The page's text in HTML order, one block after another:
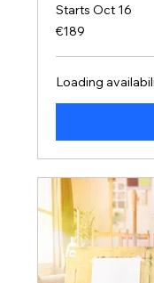
Starts Oct 16
189
euros
€189
Loading